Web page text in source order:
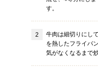
す。
牛肉は細切りにし
を熱したフライパ
気がなくなるまで